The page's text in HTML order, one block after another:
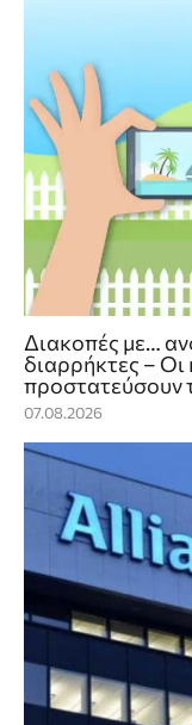
Διακοπές με…
διαρρήκτες – Οι
προστατεύσουν
07.08.2026